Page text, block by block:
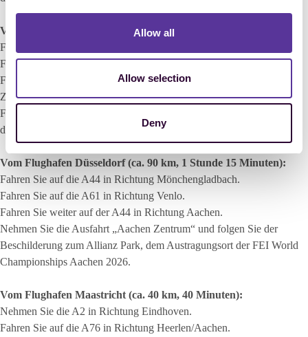
Allow all
Allow selection
Deny
Vom Flughafen Frankfurt (ca. 250 km, 2 Stunden 30 Minuten):
Fahren Sie auf die A3 in Richtung Köln.
Fahren Sie auf die A4 in Richtung Aachen.
Fahren Sie weiter auf der A4 und nehmen Sie die Ausfahrt „Aachen
Zentrum“.
Folgen Sie der Beschilderung zum Allianz Park, dem Austragungsort
der
FEI World Championships Aachen 2026
Vom Flughafen Düsseldorf (ca. 90 km, 1 Stunde 15 Minuten):
Fahren Sie auf die A44 in Richtung Mönchengladbach.
Fahren Sie auf die A61 in Richtung Venlo.
Fahren Sie weiter auf der A44 in Richtung Aachen.
Nehmen Sie die Ausfahrt „Aachen Zentrum“ und folgen Sie der
Beschilderung zum Allianz Park, dem Austragungsort derFEI World
Championships Aachen 2026.
Vom Flughafen Maastricht (ca. 40 km, 40 Minuten):
Nehmen Sie die A2 in Richtung Eindhoven.
Fahren Sie auf die A76 in Richtung Heerlen/Aachen.